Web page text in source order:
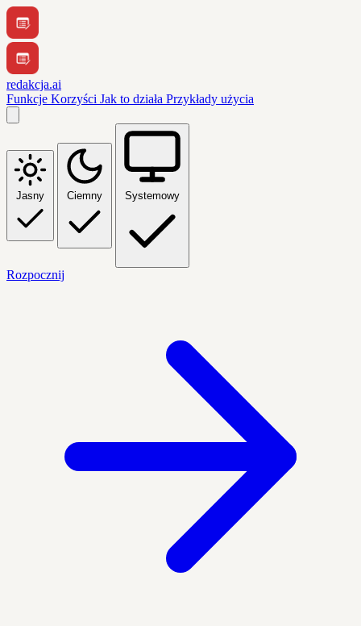
redakcja.ai
Funkcje Korzyści Jak to działa Przykłady użycia
Jasny Ciemny Systemowy
Rozpocznij